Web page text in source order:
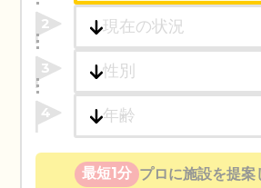
2
3
4
最短1分 プロに施設を提案